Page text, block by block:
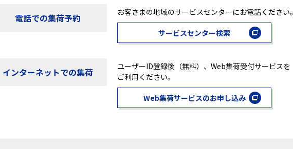
電話での集荷予約 お客さまの地域のサービスセンターにお電話ください。
サービスセンター検索
インターネットでの集荷
ユーザーID登録後（無料）、Web集荷受付サービスを
ご利用ください。
Web集荷サービスのお申し込み